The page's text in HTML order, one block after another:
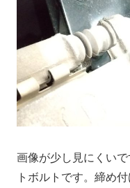
画像が少し見にくい
トボルトです。締め